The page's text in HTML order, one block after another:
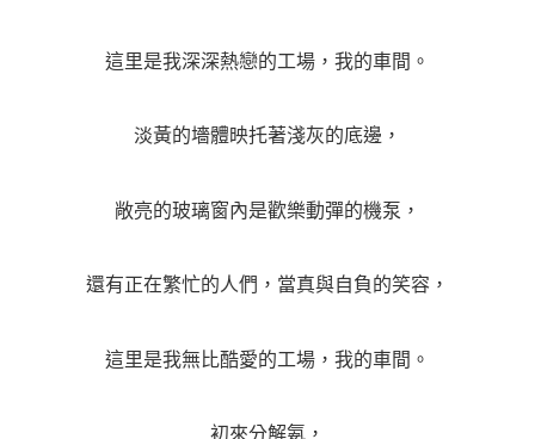
這里是我深深熱戀的工場，我的車間。
淡黃的墻體映托著淺灰的底邊，
敞亮的玻璃窗內是歡樂動彈的機泵，
還有正在繁忙的人們，當真與自負的笑容，
這里是我無比酷愛的工場，我的車間。
初來分解氨，